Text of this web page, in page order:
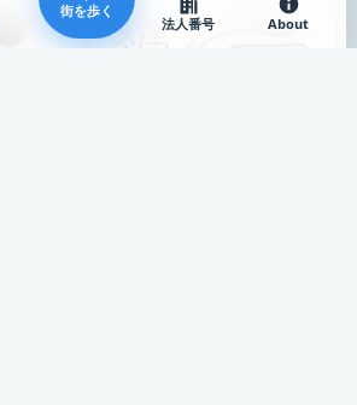
街を歩く
法人番号 About